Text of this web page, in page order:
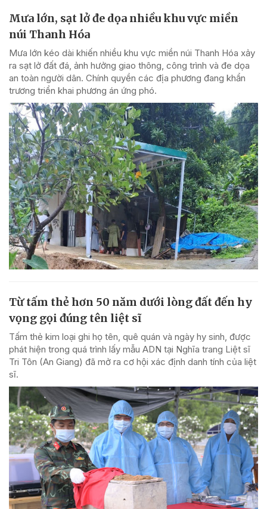
Mưa lớn, sạt lở đe dọa nhiều khu vực miền
núi Thanh Hóa
Mưa lớn kéo dài khiến nhiều khu vực miền núi Thanh Hóa xảy
ra sạt lở đất đá, ảnh hưởng giao thông, công trình và đe dọa
an toàn người dân. Chính quyền các địa phương đang khẩn
trương triển khai phương án ứng phó.
Từ tấm thẻ hơn 50 năm dưới lòng đất đến hy
vọng gọi đúng tên liệt sĩ
Tấm thẻ kim loại ghi họ tên, quê quán và ngày hy sinh, được
phát hiện trong quá trình lấy mẫu ADN tại Nghĩa trang Liệt sĩ
Tri Tôn (An Giang) đã mở ra cơ hội xác định danh tính của liệt
sĩ.